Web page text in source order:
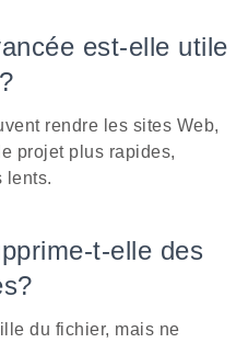
est-elle utile
rendre les sites Web,
projet plus rapides,
lents.
t-elle des
du fichier, mais ne